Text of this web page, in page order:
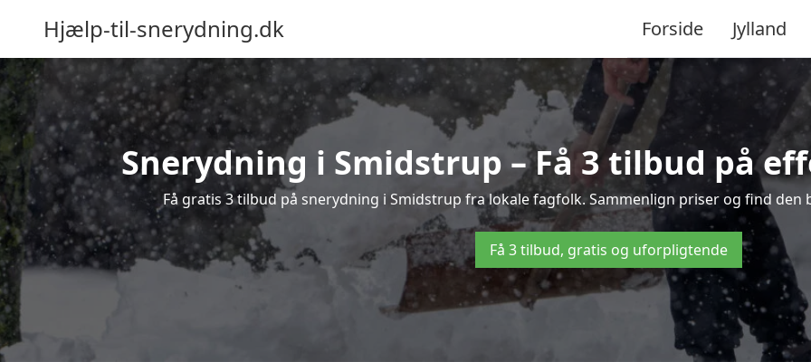
Hjælp-til-snerydning.dk Forside Jylland
Snerydning i Smidstrup – Få 3 tilbud på
Få gratis 3 tilbud på snerydning i Smidstrup fra lokale fagfolk. Sammenlign priser og find den
Få 3 tilbud, gratis og uforpligtende